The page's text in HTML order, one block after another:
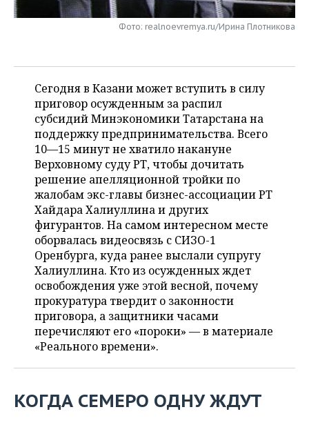
ТЕЛЕКОММУНИКАЦИИ
БИЗНЕС-БРАНЧИ
ОТКРЫТАЯ ЛЕКЦИЯ
ФУТБОЛ
БАСКЕТБОЛ
ВОЛЕЙБОЛ
КИБЕРСПОРТ
ФИГУРНОЕ КАТАНИЕ
ВОДНЫЕ ВИДЫ СПОРТА
ХОККЕЙ С МЯЧОМ
НОВОСТИ ОБЩЕСТВА
ИНФРАСТРУКТУРА
ИСТОРИЯ
КУЛЬТУРА
МЕДИЦИНА
ОБРАЗОВАНИЕ
ПРОИСШЕСТВИЯ
ФОТОГАЛЕРЕЯ
СПИСОК ПЕРСОН
СПИСОК КОМПАНИЙ
ПОЛНАЯ ВЕРСИЯ
Фото: realnoevremya.ru/Ирина Плотникова
Сегодня в Казани может вступить в силу
приговор осужденным за распил
субсидий Минэкономики Татарстана на
поддержку предпринимательства. Всего
10—15 минут не хватило накануне
Верховному суду РТ, чтобы дочитать
решение апелляционной тройки по
жалобам экс-главы бизнес-ассоциации РТ
Хайдара Халиуллина и других
фигурантов. На самом интересном месте
оборвалась видеосвязь с СИЗО-1
Оренбурга, куда ранее выслали супругу
Халиуллина. Кто из осужденных ждет
освобождения уже этой весной, почему
прокуратура твердит о законности
приговора, а защитники часами
перечисляют его «пороки» — в материале
«Реального времени».
КОГДА СЕМЕРО ОДНУ ЖДУТ